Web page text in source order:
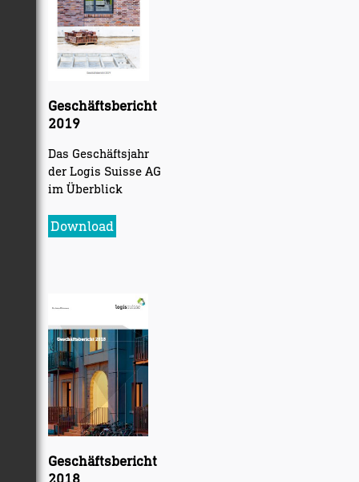
Geschäftsbericht
2019
Das Geschäftsjahr
der Logis Suisse AG
im Überblick
Download
Geschäftsbericht
2018